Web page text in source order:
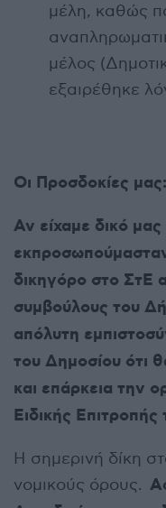
μέλη, καθώς
μέλος
εξαιρέθηκε
Οι Προσδοκίες
Αν είχαμε δικό
δικηγόρο στο ΣτΕ
συμβούλους του
απόλυτη
του Δημοσίου ότι
και επάρκεια την
Ειδικής
Η σημερινή δίκη
νομικούς όρους.